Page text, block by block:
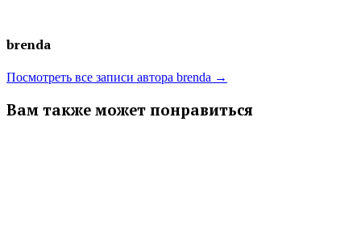
brenda
Посмотреть все записи автора brenda →
Вам также может понравиться